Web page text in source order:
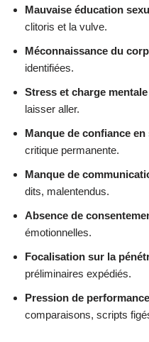
Mauvaise éducation
clitoris et la vulve.
Méconnaissance du
identifiées.
Stress et charge mentale
laisser aller.
Manque de confiance en
critique permanente.
Manque de
dits, malentendus.
Absence de
émotionnelles.
Focalisation sur la
préliminaires expédiés.
Pression de performance
comparaisons, scripts